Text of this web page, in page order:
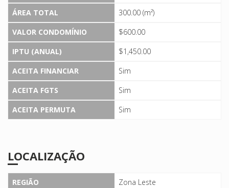
ÁREA TOTAL
300.00 (m²)
VALOR CONDOMÍNIO
$600.00
IPTU (ANUAL)
$1,450.00
ACEITA FINANCIAR
Sim
ACEITA FGTS
Sim
ACEITA PERMUTA
Sim
LOCALIZAÇÃO
REGIÃO
Zona Leste